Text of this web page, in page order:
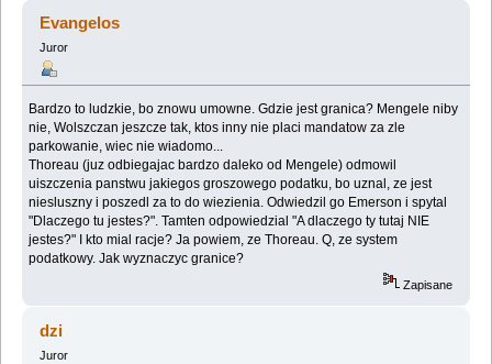
Evangelos
Juror
Bardzo to ludzkie, bo znowu umowne. Gdzie jest granica? Mengele niby
nie, Wolszczan jeszcze tak, ktos inny nie placi mandatow za zle
parkowanie, wiec nie wiadomo...
Thoreau (juz odbiegajac bardzo daleko od Mengele) odmowil
uiszczenia panstwu jakiegos groszowego podatku, bo uznal, ze jest
niesluszny i poszedl za to do wiezienia. Odwiedzil go Emerson i spytal
"Dlaczego tu jestes?". Tamten odpowiedzial "A dlaczego ty tutaj NIE
jestes?" I kto mial racje? Ja powiem, ze Thoreau. Q, ze system
podatkowy. Jak wyznaczyc granice?
Zapisane
dzi
Juror